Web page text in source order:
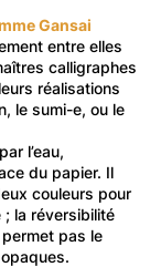
Gansai
entre elles
calligraphes
réalisations
le sumi-e, ou le
l’eau,
du papier. Il
couleurs pour
; la réversibilité
permet pas le